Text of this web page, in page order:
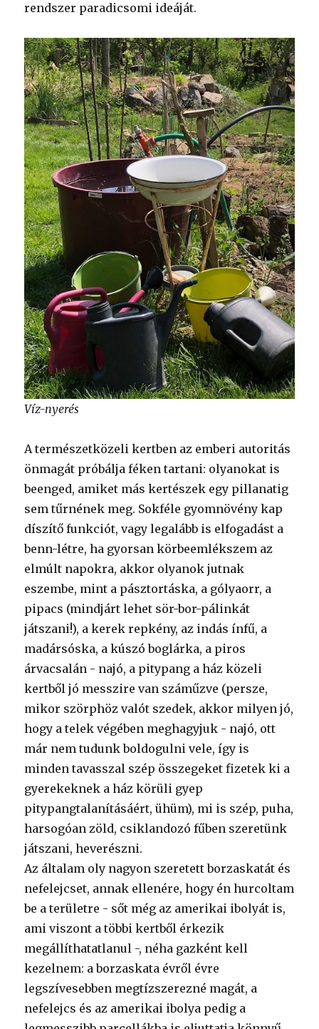
rendszer paradicsomi ideáját.
Víz-nyerés
A természetközeli kertben az emberi autoritás
önmagát próbálja féken tartani: olyanokat is
beenged, amiket más kertészek egy pillanatig
sem tűrnének meg. Sokféle gyomnövény kap
díszítő funkciót, vagy legalább is elfogadást a
benn-létre, ha gyorsan körbeemlékszem az
elmúlt napokra, akkor olyanok jutnak
eszembe, mint a pásztortáska, a gólyaorr, a
pipacs (mindjárt lehet sör-bor-pálinkát
játszani!), a kerek repkény, az indás ínfű, a
madársóska, a kúszó boglárka, a piros
árvacsalán - najó, a pitypang a ház közeli
kertből jó messzire van száműzve (persze,
mikor szörphöz valót szedek, akkor milyen jó,
hogy a telek végében meghagyjuk - najó, ott
már nem tudunk boldogulni vele, így is
minden tavasszal szép összegeket fizetek ki a
gyerekeknek a ház körüli gyep
pitypangtalanításáért, ühüm), mi is szép, puha,
harsogóan zöld, csiklandozó fűben szeretünk
játszani, heverészni.
Az általam oly nagyon szeretett borzaskatát és
nefelejcset, annak ellenére, hogy én hurcoltam
be a területre - sőt még az amerikai ibolyát is,
ami viszont a többi kertből érkezik
megállíthatatlanul -, néha gazként kell
kezelnem: a borzaskata évről évre
legszívesebben megtízszerezné magát, a
nefelejcs és az amerikai ibolya pedig a